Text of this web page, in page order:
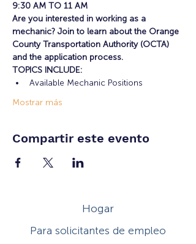
9:30 AM TO 11 AM
Are you interested in working as a
mechanic? Join to learn about the Orange
County Transportation Authority (OCTA)
and the application process.
TOPICS INCLUDE:
Available Mechanic Positions
Mostrar más
Compartir este evento
Hogar
Para solicitantes de empleo